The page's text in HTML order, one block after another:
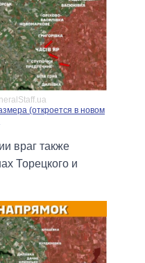
(откроется в новом
враг также
Торецкого и